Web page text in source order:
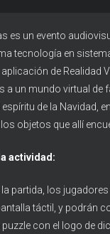
es un evento
tecnología en
aplicación de Realidad
a un mundo virtual de
de la Navidad,
objetos que allí
actividad:
partida, los
táctil, y podrán
con el logo de